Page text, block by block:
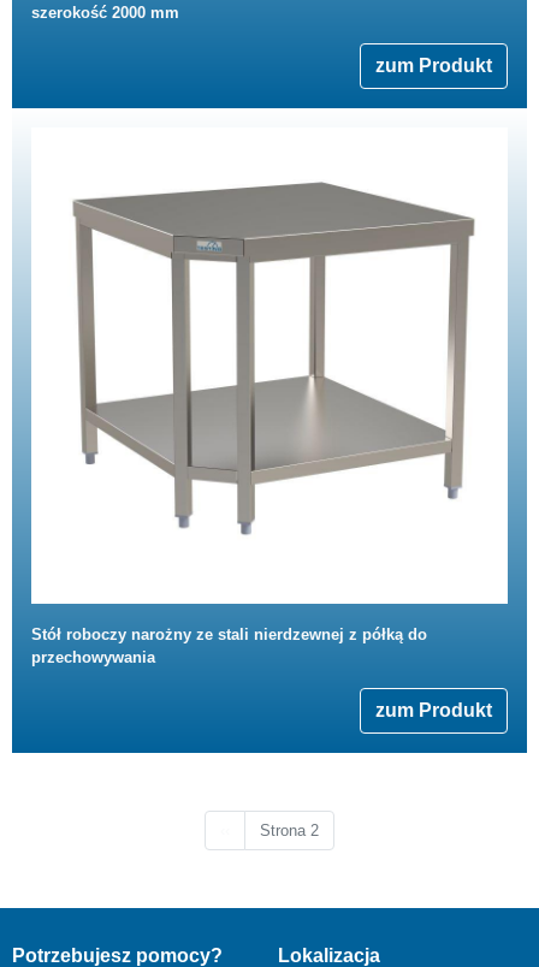
szerokość 2000 mm
zum Produkt
Stół roboczy narożny ze stali nierdzewnej z półką do
przechowywania
zum Produkt
Poprzednia strona
Strona 2
Potrzebujesz pomocy? Lokalizacja